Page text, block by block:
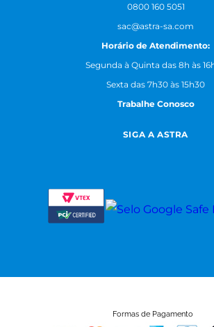
0800 160 5051
sac@astra-sa.com
Horário de Atendimento:
Segunda à Quinta das 8h às
Sexta das 7h30 às 15h30
Trabalhe Conosco
SIGA A ASTRA
Formas de Pagamento